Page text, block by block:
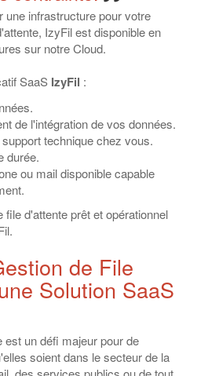
une infrastructure pour votre
IzyFil est disponible en
sur notre Cloud.
SaaS IzyFil :
de l'intégration de vos données.
technique chez vous.
durée.
ou mail disponible capable
d'attente prêt et opérationnel
de File
Solution SaaS
est un défi majeur pour de
soient dans le secteur de la